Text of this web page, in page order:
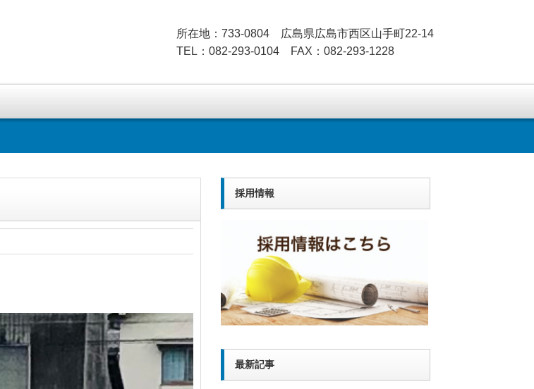
所在地：733-0804 広島県広島市西区山手町22-14
TEL：082-293-0104 FAX：082-293-1228
採用情報
最新記事